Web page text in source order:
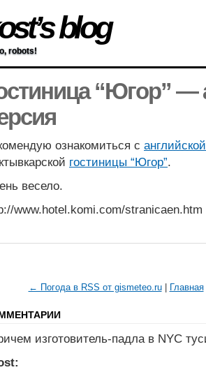
blog
robots!
“Югор” —
ознакомиться с
гостиницы “Югoр”.
весело.
www.hotel.komi.com/stranicaen.htm
← Погода в RSS от gismeteo.ru| Главная
изготовитель-падла в NYC